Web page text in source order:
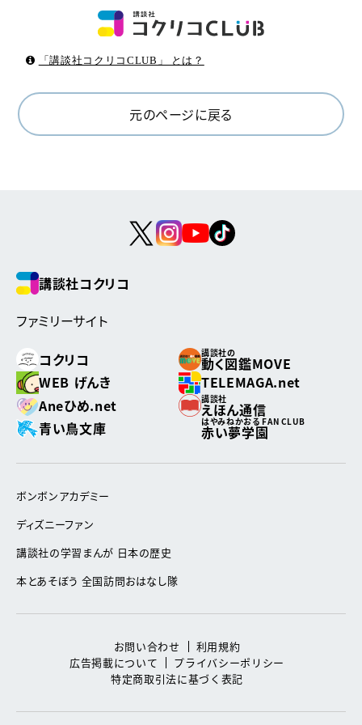
「講談社コクリコCLUB」 とは？
元のページに戻る
講談社コクリコ
ファミリーサイト
コクリコ
講談社の
動く図鑑MOVE
WEB げんき
TELEMAGA.net
Aneひめ.net
講談社
えほん通信
青い鳥文庫
はやみねかおる FAN CLUB
赤い夢学園
ボンボンアカデミー
ディズニーファン
講談社の学習まんが 日本の歴史
本とあそぼう 全国訪問おはなし隊
お問い合わせ
利用規約
広告掲載について
プライバシーポリシー
特定商取引法に基づく表記